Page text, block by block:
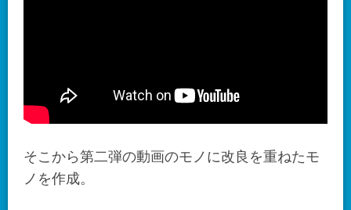
そこから第二弾の動画のモノに改良を重ねたモ
ノを作成。